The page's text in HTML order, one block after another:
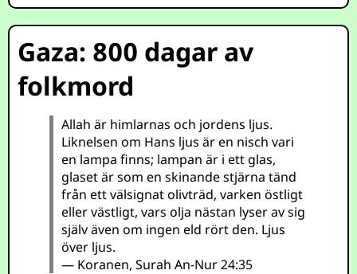
Gaza: 800 dagar av
folkmord
Allah är himlarnas och jordens ljus.
Liknelsen om Hans ljus är en nisch vari
en lampa finns; lampan är i ett glas,
glaset är som en skinande stjärna tänd
från ett välsignat olivträd, varken östligt
eller västligt, vars olja nästan lyser av sig
själv även om ingen eld rört den. Ljus
över ljus.
— Koranen, Surah An-Nur 24:35